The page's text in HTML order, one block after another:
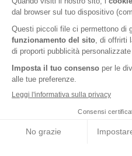
Letta l'informativa privacy,
Nutrition &
via